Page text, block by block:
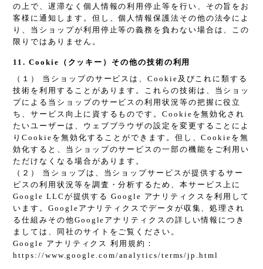
の上で、遅滞なく個人情報の利用停止等を行い、その旨をお
客様に通知します。但し、個人情報保護法その他の法令によ
り、当ショップが利用停止等の義務を負わない場合は、この
限りではありません。
11. Cookie（クッキー）その他の技術の利用
（１） 当ショップのサービスは、Cookie及びこれに類する
技術を利用することがあります。これらの技術は、当ショッ
プによる当ショップのサービスの利用状況等の把握に役立
ち、サービス向上に資するものです。Cookieを無効化され
たいユーザーは、ウェブブラウザの設定を変更することによ
りCookieを無効化することができます。但し、Cookieを無
効化すると、当ショップのサービスの一部の機能をご利用い
ただけなくなる場合があります。
（２） 当ショップは、当ショップサービスが提供するサー
ビスの利用状況等を調査・分析するため、本サービス上に
Google LLCが提供する Google アナリティクスを利用して
います。Googleアナリティクスでデータが収集、処理され
る仕組みその他Googleアナリティクスの詳しい情報につき
ましては、同社のサイトをご覧ください。
Google アナリティクス 利用規約：
https://www.google.com/analytics/terms/jp.html